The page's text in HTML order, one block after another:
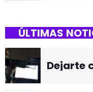
ÚLTIMAS
Dejarte